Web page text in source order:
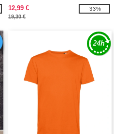
Beinabschluss
12,99 €
19,30 €
-33%